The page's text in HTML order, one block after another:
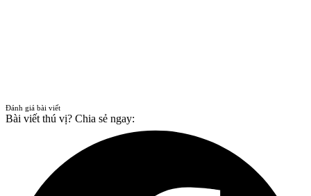
Đánh giá bài viết
Bài viết thú vị? Chia sẻ ngay: